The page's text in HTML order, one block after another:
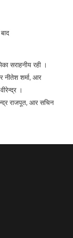
सराहनीय रही ।
नीतेश शर्मा, आर
।
राजपूत, आर सचिन